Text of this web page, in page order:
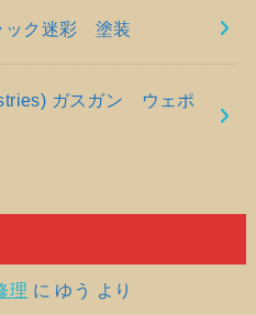
ック迷彩 塗装
ガスガン ウェポ
理 に ゆう より